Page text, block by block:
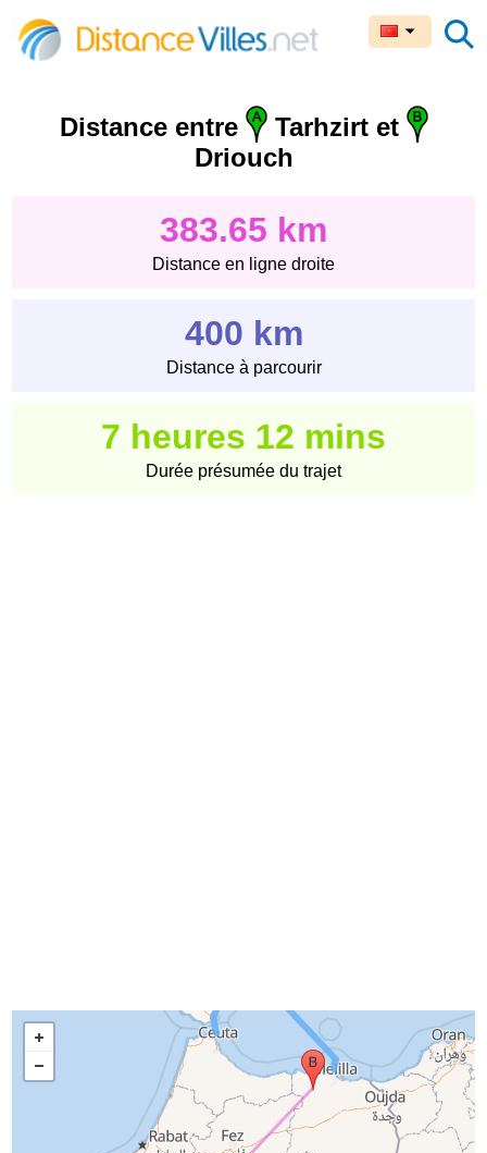
Distance entre
Tarhzirt et
Driouch
383.65 km
Distance en ligne droite
400 km
Distance à parcourir
7 heures 12 mins
Durée présumée du trajet